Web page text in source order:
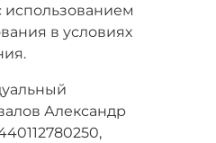
использованием
в условиях
Александр